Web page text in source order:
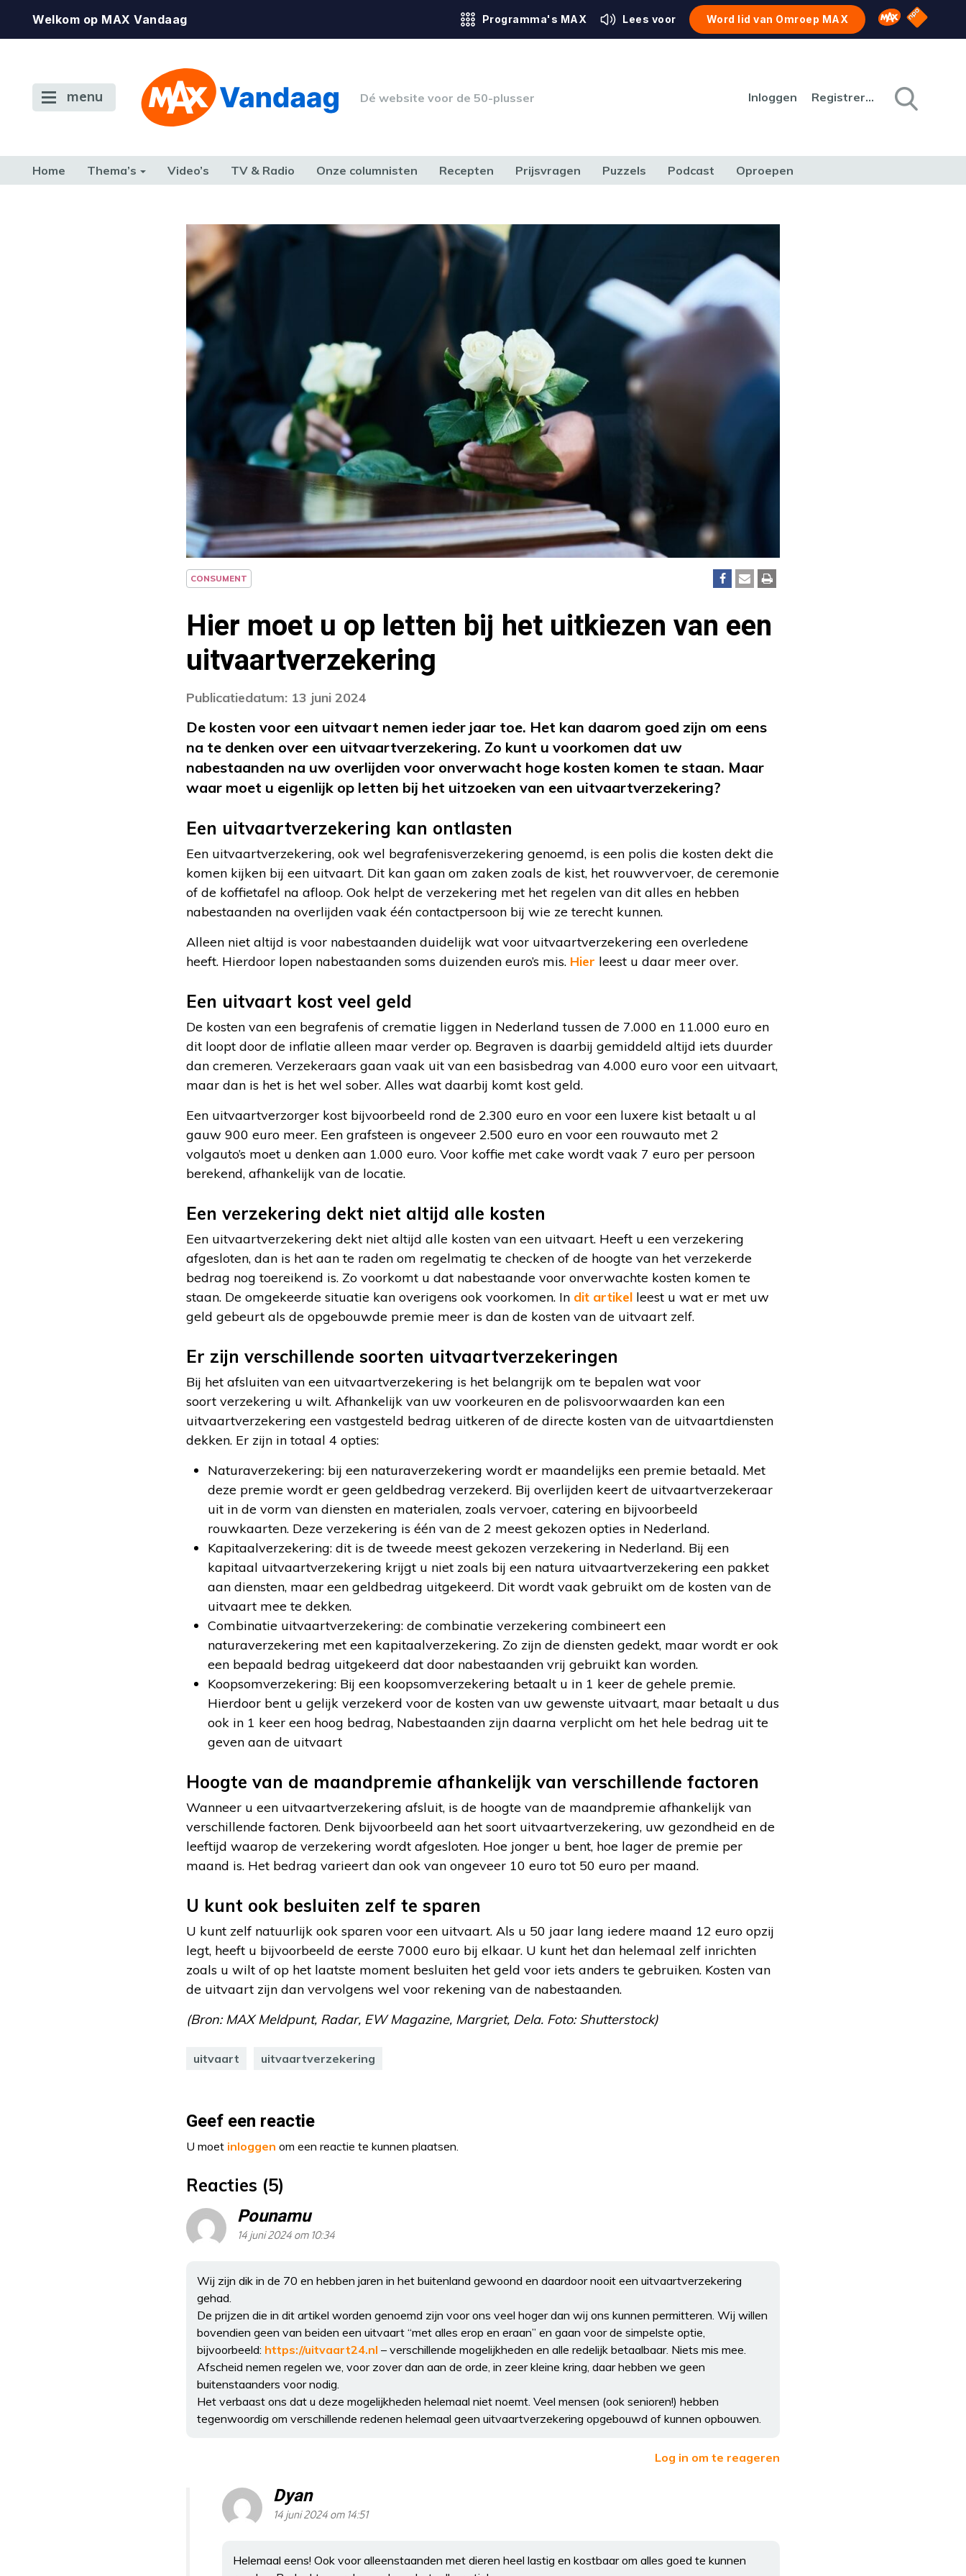
Welkom op MAX Vandaag Programma's MAX Lees voor Word lid van Omroep MAX Omroep MAX
NPO
menu Dé website voor de 50-plusser Inloggen Registreren
Home Thema’s Video’s TV & Radio Onze columnisten Recepten Prijsvragen Puzzels Podcast Oproepen
CONSUMENT
Hier moet u op letten bij het uitkiezen van een
uitvaartverzekering
Publicatiedatum: 13 juni 2024
De kosten voor een uitvaart nemen ieder jaar toe. Het kan daarom goed zijn om eens
na te denken over een uitvaartverzekering. Zo kunt u voorkomen dat uw
nabestaanden na uw overlijden voor onverwacht hoge kosten komen te staan. Maar
waar moet u eigenlijk op letten bij het uitzoeken van een uitvaartverzekering?
Een uitvaartverzekering kan ontlasten
Een uitvaartverzekering, ook wel begrafenisverzekering genoemd, is een polis die kosten dekt die
komen kijken bij een uitvaart. Dit kan gaan om zaken zoals de kist, het rouwvervoer, de ceremonie
of de koffietafel na afloop. Ook helpt de verzekering met het regelen van dit alles en hebben
nabestaanden na overlijden vaak één contactpersoon bij wie ze terecht kunnen.
Alleen niet altijd is voor nabestaanden duidelijk wat voor uitvaartverzekering een overledene
heeft. Hierdoor lopen nabestaanden soms duizenden euro’s mis. Hier leest u daar meer over.
Een uitvaart kost veel geld
De kosten van een begrafenis of crematie liggen in Nederland tussen de 7.000 en 11.000 euro en
dit loopt door de inflatie alleen maar verder op. Begraven is daarbij gemiddeld altijd iets duurder
dan cremeren. Verzekeraars gaan vaak uit van een basisbedrag van 4.000 euro voor een uitvaart,
maar dan is het is het wel sober. Alles wat daarbij komt kost geld.
Een uitvaartverzorger kost bijvoorbeeld rond de 2.300 euro en voor een luxere kist betaalt u al
gauw 900 euro meer. Een grafsteen is ongeveer 2.500 euro en voor een rouwauto met 2
volgauto’s moet u denken aan 1.000 euro. Voor koffie met cake wordt vaak 7 euro per persoon
berekend, afhankelijk van de locatie.
Een verzekering dekt niet altijd alle kosten
Een uitvaartverzekering dekt niet altijd alle kosten van een uitvaart. Heeft u een verzekering
afgesloten, dan is het aan te raden om regelmatig te checken of de hoogte van het verzekerde
bedrag nog toereikend is. Zo voorkomt u dat nabestaande voor onverwachte kosten komen te
staan. De omgekeerde situatie kan overigens ook voorkomen. In dit artikel leest u wat er met uw
geld gebeurt als de opgebouwde premie meer is dan de kosten van de uitvaart zelf.
Er zijn verschillende soorten uitvaartverzekeringen
Bij het afsluiten van een uitvaartverzekering is het belangrijk om te bepalen wat voor
soort verzekering u wilt. Afhankelijk van uw voorkeuren en de polisvoorwaarden kan een
uitvaartverzekering een vastgesteld bedrag uitkeren of de directe kosten van de uitvaartdiensten
dekken. Er zijn in totaal 4 opties:
Naturaverzekering: bij een naturaverzekering wordt er maandelijks een premie betaald. Met
deze premie wordt er geen geldbedrag verzekerd. Bij overlijden keert de uitvaartverzekeraar
uit in de vorm van diensten en materialen, zoals vervoer, catering en bijvoorbeeld
rouwkaarten. Deze verzekering is één van de 2 meest gekozen opties in Nederland.
Kapitaalverzekering: dit is de tweede meest gekozen verzekering in Nederland. Bij een
kapitaal uitvaartverzekering krijgt u niet zoals bij een natura uitvaartverzekering een pakket
aan diensten, maar een geldbedrag uitgekeerd. Dit wordt vaak gebruikt om de kosten van de
uitvaart mee te dekken.
Combinatie uitvaartverzekering: de combinatie verzekering combineert een
naturaverzekering met een kapitaalverzekering. Zo zijn de diensten gedekt, maar wordt er ook
een bepaald bedrag uitgekeerd dat door nabestaanden vrij gebruikt kan worden.
Koopsomverzekering: Bij een koopsomverzekering betaalt u in 1 keer de gehele premie.
Hierdoor bent u gelijk verzekerd voor de kosten van uw gewenste uitvaart, maar betaalt u dus
ook in 1 keer een hoog bedrag, Nabestaanden zijn daarna verplicht om het hele bedrag uit te
geven aan de uitvaart
Hoogte van de maandpremie afhankelijk van verschillende factoren
Wanneer u een uitvaartverzekering afsluit, is de hoogte van de maandpremie afhankelijk van
verschillende factoren. Denk bijvoorbeeld aan het soort uitvaartverzekering, uw gezondheid en de
leeftijd waarop de verzekering wordt afgesloten. Hoe jonger u bent, hoe lager de premie per
maand is. Het bedrag varieert dan ook van ongeveer 10 euro tot 50 euro per maand.
U kunt ook besluiten zelf te sparen
U kunt zelf natuurlijk ook sparen voor een uitvaart. Als u 50 jaar lang iedere maand 12 euro opzij
legt, heeft u bijvoorbeeld de eerste 7000 euro bij elkaar. U kunt het dan helemaal zelf inrichten
zoals u wilt of op het laatste moment besluiten het geld voor iets anders te gebruiken. Kosten van
de uitvaart zijn dan vervolgens wel voor rekening van de nabestaanden.
(Bron: MAX Meldpunt, Radar, EW Magazine, Margriet, Dela. Foto: Shutterstock)
uitvaart uitvaartverzekering
Geef een reactie
U moet inloggen om een reactie te kunnen plaatsen.
Reacties (5)
Pounamu
14 juni 2024 om 10:34
Wij zijn dik in de 70 en hebben jaren in het buitenland gewoond en daardoor nooit een uitvaartverzekering
gehad.
De prijzen die in dit artikel worden genoemd zijn voor ons veel hoger dan wij ons kunnen permitteren. Wij willen
bovendien geen van beiden een uitvaart “met alles erop en eraan” en gaan voor de simpelste optie,
bijvoorbeeld: https://uitvaart24.nl – verschillende mogelijkheden en alle redelijk betaalbaar. Niets mis mee.
Afscheid nemen regelen we, voor zover dan aan de orde, in zeer kleine kring, daar hebben we geen
buitenstaanders voor nodig.
Het verbaast ons dat u deze mogelijkheden helemaal niet noemt. Veel mensen (ook senioren!) hebben
tegenwoordig om verschillende redenen helemaal geen uitvaartverzekering opgebouwd of kunnen opbouwen.
Log in om te reageren
Dyan
14 juni 2024 om 14:51
Helemaal eens! Ook voor alleenstaanden met dieren heel lastig en kostbaar om alles goed te kunnen